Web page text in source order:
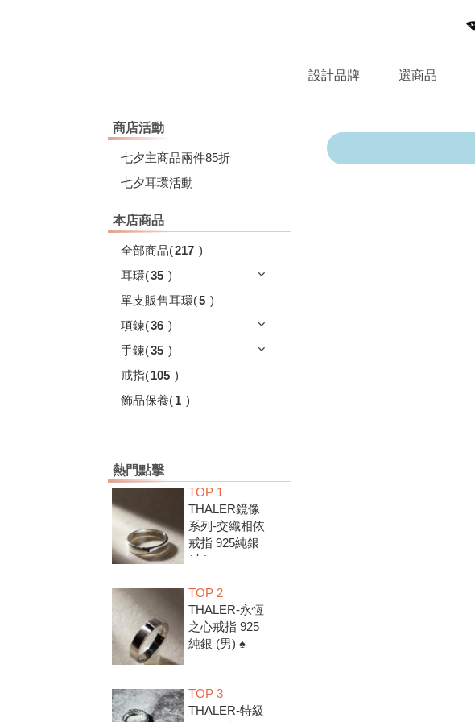
設計品牌 選商品
商店活動
七夕主商品兩件85折
七夕耳環活動
本店商品
全部商品(217 )
耳環(35 )
單支販售耳環(5 )
項鍊(36 )
手鍊(35 )
戒指(105 )
飾品保養(1 )
熱門點擊
TOP 1
THALER鏡像
系列-交織相依
戒指 925純銀
(女) ♠
TOP 2
THALER-永恆
之心戒指 925
純銀 (男) ♠
TOP 3
THALER-特級